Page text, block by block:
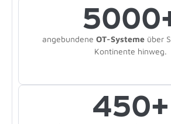
5000
angebundene OT-Systemeüber
Kontinente hinweg.
450+